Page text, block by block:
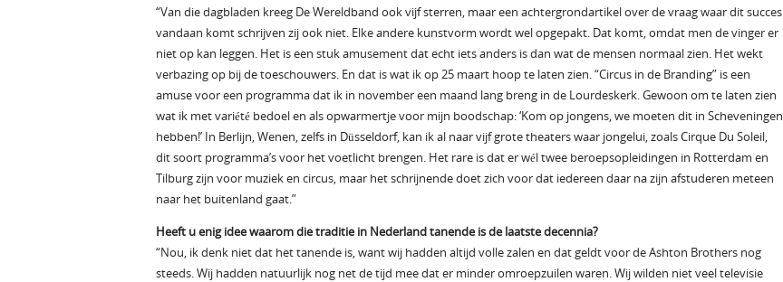
“Van die dagbladen kreeg De Wereldband ook vijf sterren, maar een achtergrondartikel over de vraag waar dit succes
vandaan komt schrijven zij ook niet. Elke andere kunstvorm wordt wel opgepakt. Dat komt, omdat men de vinger er
niet op kan leggen. Het is een stuk amusement dat echt iets anders is dan wat de mensen normaal zien. Het wekt
verbazing op bij de toeschouwers. En dat is wat ik op 25 maart hoop te laten zien. “Circus in de Branding” is een
amuse voor een programma dat ik in november een maand lang breng in de Lourdeskerk. Gewoon om te laten zien
wat ik met variété bedoel en als opwarmertje voor mijn boodschap: ‘Kom op jongens, we moeten dit in Scheveningen
hebben!’ In Berlijn, Wenen, zelfs in Düsseldorf, kan ik al naar vijf grote theaters waar jongelui, zoals Cirque Du Soleil,
dit soort programma’s voor het voetlicht brengen. Het rare is dat er wél twee beroepsopleidingen in Rotterdam en
Tilburg zijn voor muziek en circus, maar het schrijnende doet zich voor dat iedereen daar na zijn afstuderen meteen
naar het buitenland gaat.”
Heeft u enig idee waarom die traditie in Nederland tanende is de laatste decennia?
“Nou, ik denk niet dat het tanende is, want wij hadden altijd volle zalen en dat geldt voor de Ashton Brothers nog
steeds. Wij hadden natuurlijk nog net de tijd mee dat er minder omroepzuilen waren. Wij wilden niet veel televisie